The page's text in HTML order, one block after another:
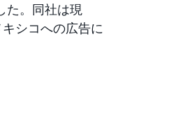
た。同社は現
シコへの広告に